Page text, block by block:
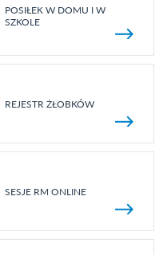
POSIŁEK W DOMU I W
SZKOLE
REJESTR ŻŁOBKÓW
SESJE RM ONLINE